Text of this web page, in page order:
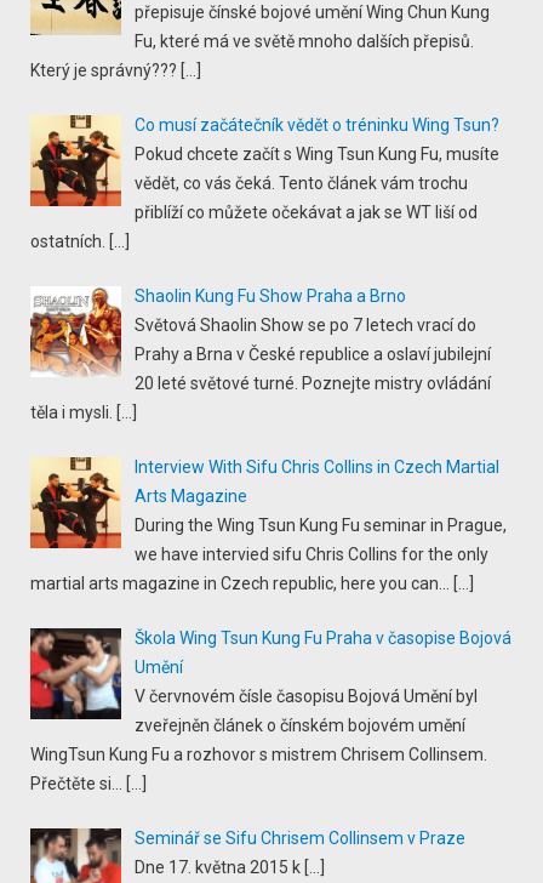
přepisuje čínské bojové umění Wing Chun Kung
Fu, které má ve světě mnoho dalších přepisů.
Který je správný???
Co musí začátečník vědět o tréninku Wing Tsun?
Pokud chcete začít s Wing Tsun Kung Fu, musíte
vědět, co vás čeká. Tento článek vám trochu
přiblíží co můžete očekávat a jak se WT liší od
ostatních.
Shaolin Kung Fu Show Praha a Brno
Světová Shaolin Show se po 7 letech vrací do
Prahy a Brna v České republice a oslaví jubilejní
20 leté světové turné. Poznejte mistry ovládání
těla i mysli.
Interview With Sifu Chris Collins in Czech Martial
Arts Magazine
During the Wing Tsun Kung Fu seminar in Prague,
we have intervied sifu Chris Collins for the only
martial arts magazine in Czech republic, here you can...
Škola Wing Tsun Kung Fu Praha v časopise Bojová
Umění
V červnovém čísle časopisu Bojová Umění byl
zveřejněn článek o čínském bojovém umění
WingTsun Kung Fu a rozhovor s mistrem Chrisem Collinsem.
Přečtěte si...
Seminář se Sifu Chrisem Collinsem v Praze
Dne 17. května 2015 k